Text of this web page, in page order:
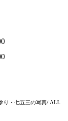
り・七五三の写真/ ALL